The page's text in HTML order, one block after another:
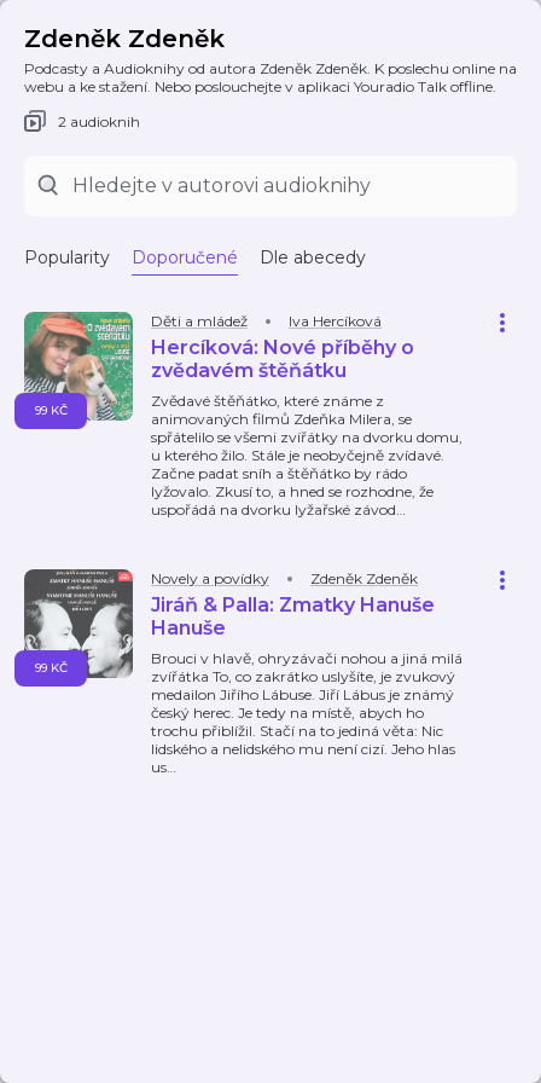
Zdeněk Zdeněk
Podcasty a Audioknihy od autora Zdeněk Zdeněk. K poslechu online na
webu a ke stažení. Nebo poslouchejte v aplikaci Youradio Talk offline.
2 audioknih
Popularity Doporučené Dle abecedy
Děti a mládež Iva Hercíková
Hercíková: Nové příběhy o
zvědavém štěňátku
Zvědavé štěňátko, které známe z
animovaných filmů Zdeňka Milera, se
spřátelilo se všemi zvířátky na dvorku domu,
u kterého žilo. Stále je neobyčejně zvídavé.
Začne padat sníh a štěňátko by rádo
lyžovalo. Zkusí to, a hned se rozhodne, že
uspořádá na dvorku lyžařské závod…
99 KČ
Novely a povídky Zdeněk Zdeněk
Jiráň & Palla: Zmatky Hanuše
Hanuše
Brouci v hlavě, ohryzávači nohou a jiná milá
zvířátka To, co zakrátko uslyšíte, je zvukový
medailon Jiřího Lábuse. Jiří Lábus je známý
český herec. Je tedy na místě, abych ho
trochu přiblížil. Stačí na to jediná věta: Nic
lidského a nelidského mu není cizí. Jeho hlas
us…
99 KČ